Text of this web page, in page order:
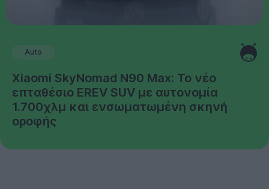
Auto
Xiaomi SkyNomad N90 Max: Το νέο
επταθέσιο EREV SUV με αυτονομία
1.700χλμ και ενσωματωμένη σκηνή
οροφής